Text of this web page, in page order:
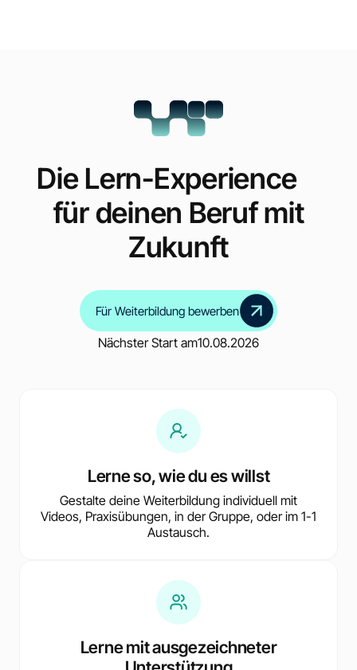
Die Lern-Experience
für deinen Beruf mit
Zukunft
Für Weiterbildung bewerben
Nächster Start am10.08.2026
Lerne so, wie du es willst
Gestalte deine Weiterbildung individuell mit
Videos, Praxisübungen, in der Gruppe, oder im 1-1
Austausch.
Lerne mit ausgezeichneter